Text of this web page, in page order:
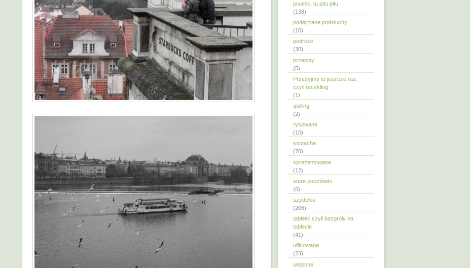
pisanki, tu pitu pitu
(138)
podejrzane podsłuchy
(10)
podróże
(30)
przepisy
(5)
Przeżyjmy to jeszcze raz,
czyli recykling
(1)
quilling
(2)
rysowane
(10)
soutache
(70)
sprezentowane
(12)
stare pocztówki
(6)
szydełko
(206)
tabletki czyli bazgroły na
tablecie
(41)
ufilcowane
(23)
ulepione